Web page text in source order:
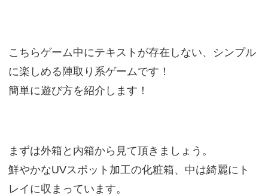
こちらゲーム中にテキストが存在しない、シンプル
に楽しめる陣取り系ゲームです！
簡単に遊び方を紹介します！
まずは外箱と内箱から見て頂きましょう。
鮮やかなUVスポット加工の化粧箱、中は綺麗にト
レイに収まっています。